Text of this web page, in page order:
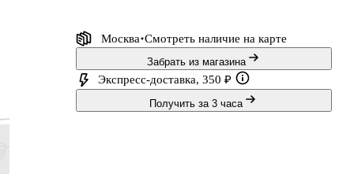
Москва Смотреть наличие на карте
Забрать из магазина
Экспресс-доставка, 350 ₽
Получить за 3 часа